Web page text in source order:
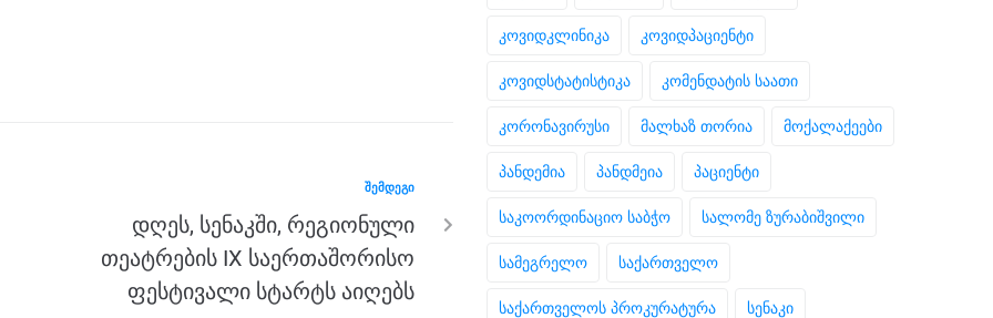
ᲨᲔᲛᲓᲔᲒᲘ
დღეს, სენაკში, რეგიონული
თეატრების IX საერთაშორისო
ფესტივალი სტარტს აიღებს
კოვიდკლინიკა კოვიდპაციენტი
კოვიდსტატისტიკა კომენდატის საათი
კორონავირუსი მალხაზ თორია მოქალაქეები
პანდემია პანდმეია პაციენტი
საკოორდინაციო საბჭო სალომე ზურაბიშვილი
სამეგრელო საქართველო
საქართველოს პროკურატურა სენაკი